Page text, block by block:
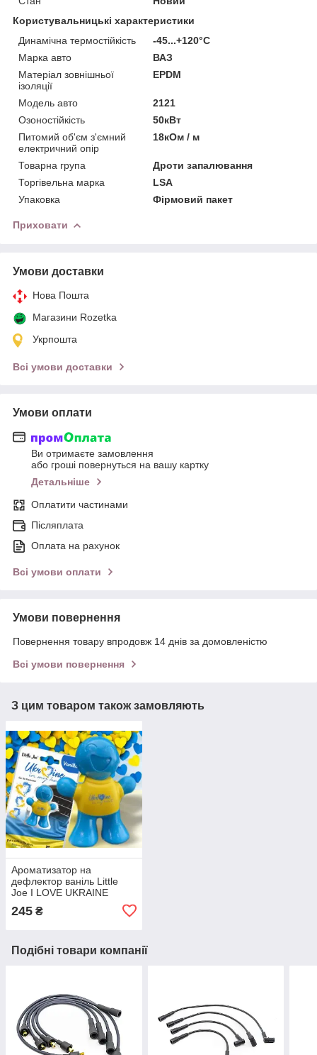
Користувальницькі характеристики
Динамічна термостійкість
-45...+120°C
Марка авто
ВАЗ
Матеріал зовнішньої
ізоляції
EPDM
Модель авто
2121
Озоностійкість
50кВт
Питомий об'єм з'ємний
електричний опір
18кОм / м
Товарна група
Дроти запалювання
Торгівельна марка
LSA
Упаковка
Фірмовий пакет
Приховати
Умови доставки
Нова Пошта
Магазини Rozetka
Укрпошта
Всі умови доставки
Умови оплати
Ви отримаєте замовлення
або гроші повернуться на вашу картку
Детальніше
Оплатити частинами
Післяплата
Оплата на рахунок
Всі умови оплати
Умови повернення
Повернення товару впродовж 14 днів за домовленістю
Всі умови повернення
З цим товаром також замовляють
Ароматизатор на
дефлектор ваніль Little
Joe I LOVE UKRAINE
245 ₴
Подібні товари компанії